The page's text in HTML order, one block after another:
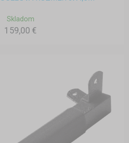
Skladom
159,00 €